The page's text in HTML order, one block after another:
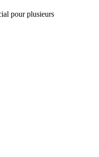
pour plusieurs